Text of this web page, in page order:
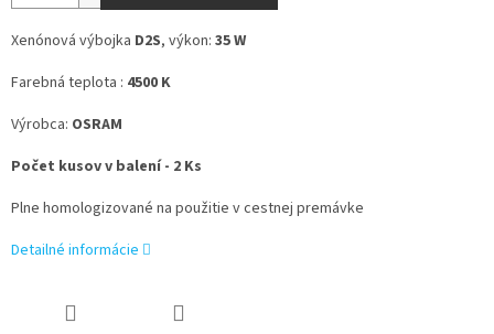
Xenónová výbojka D2S, výkon: 35 W
Farebná teplota : 4500 K
Výrobca: OSRAM
Počet kusov v balení - 2 Ks
Plne homologizované na použitie v cestnej premávke
Detailné informácie